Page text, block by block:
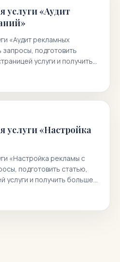
услуги «Аудит
«Аудит рекламных
запросы, подготовить
услуги и получить
услуги «Настройка
«Настройка рекламы с
подготовить статью,
услуги и получить больше